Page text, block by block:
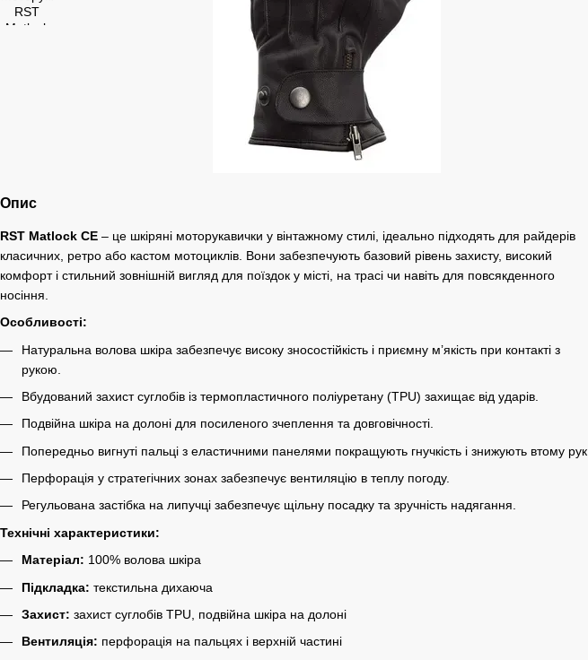
Опис
RST Matlock CE – це шкіряні моторукавички у вінтажному стилі, ідеально підходять для райдерів
класичних, ретро або кастом мотоциклів. Вони забезпечують базовий рівень захисту, високий
комфорт і стильний зовнішній вигляд для поїздок у місті, на трасі чи навіть для повсякденного
носіння.
Особливості:
Натуральна волова шкіра забезпечує високу зносостійкість і приємну м’якість при контакті з
рукою.
Вбудований захист суглобів із термопластичного поліуретану (TPU) захищає від ударів.
Подвійна шкіра на долоні для посиленого зчеплення та довговічності.
Попередньо вигнуті пальці з еластичними панелями покращують гнучкість і знижують втому рук.
Перфорація у стратегічних зонах забезпечує вентиляцію в теплу погоду.
Регульована застібка на липучці забезпечує щільну посадку та зручність надягання.
Технічні характеристики:
Матеріал: 100% волова шкіра
Підкладка: текстильна дихаюча
Захист: захист суглобів TPU, подвійна шкіра на долоні
Вентиляція: перфорація на пальцях і верхній частині